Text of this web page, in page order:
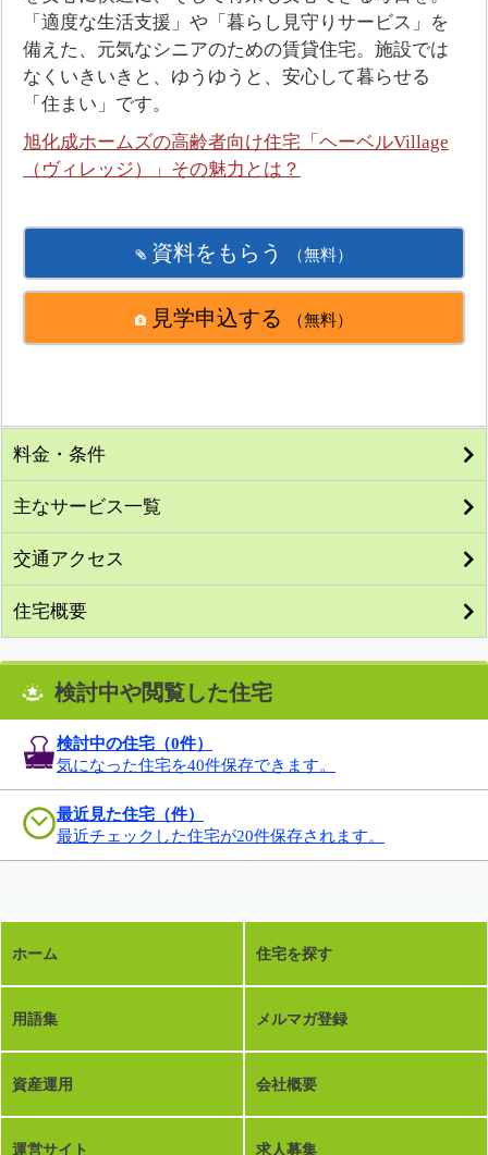
「適度な生活支援」や「暮らし見守りサービス」を
備えた、元気なシニアのための賃貸住宅。施設では
なくいきいきと、ゆうゆうと、安心して暮らせる
「住まい」です。
旭化成ホームズの高齢者向け住宅「ヘーベルVillage
（ヴィレッジ）」その魅力とは？
資料をもらう （無料）
見学申込する （無料）
料金・条件
主なサービス一覧
交通アクセス
住宅概要
検討中や閲覧した住宅
検討中の住宅（0件）
気になった住宅を40件保存できます。
最近見た住宅（件）
最近チェックした住宅が20件保存されます。
ホーム 住宅を探す
用語集 メルマガ登録
資産運用 会社概要
運営サイト 求人募集